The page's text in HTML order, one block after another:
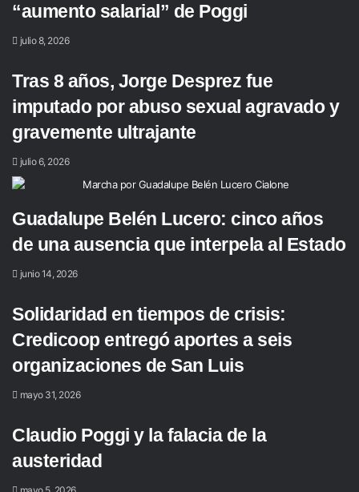
“aumento salarial” de Poggi
julio 8, 2026
Tras 8 años, Jorge Desprez fue
imputado por abuso sexual agravado y
gravemente ultrajante
julio 6, 2026
Guadalupe Belén Lucero: cinco años
de una ausencia que interpela al Estado
junio 14, 2026
Solidaridad en tiempos de crisis:
Credicoop entregó aportes a seis
organizaciones de San Luis
mayo 31, 2026
Claudio Poggi y la falacia de la
austeridad